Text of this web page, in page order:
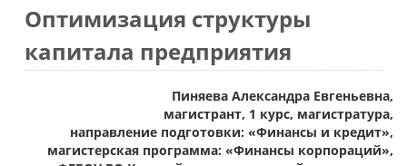
Оптимизация структуры
капитала предприятия
Пиняева Александра Евгеньевна,
магистрант, 1 курс, магистратура,
направление подготовки: «Финансы и кредит»,
магистерская программа: «Финансы корпораций»,